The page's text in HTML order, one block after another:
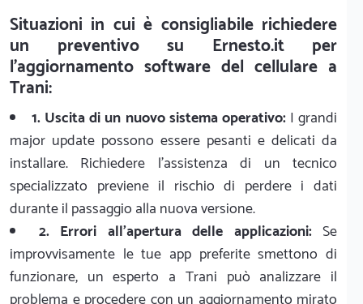
Situazioni in cui è consigliabile richiedere
un preventivo su Ernesto.it per
l'aggiornamento software del cellulare a
Trani:
1. Uscita di un nuovo sistema operativo:I grandi
major update possono essere pesanti e delicati da
installare. Richiedere l'assistenza di un tecnico
specializzato previene il rischio di perdere i dati
durante il passaggio alla nuova versione.
2. Errori all'apertura delle applicazioni:Se
improvvisamente le tue app preferite smettono di
funzionare, un esperto a Trani può analizzare il